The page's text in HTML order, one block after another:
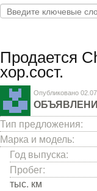
Продается
хор.сост.
Опубликовано
Тип предложения:
Марка и модель:
Год выпуска:
Пробег:
тыс. км